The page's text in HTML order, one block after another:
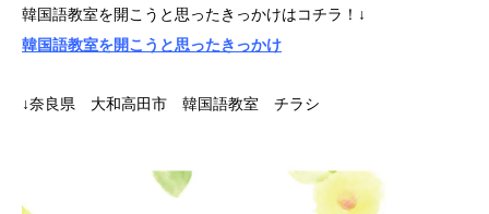
韓国語教室を開こうと思ったきっかけはコチラ！↓
韓国語教室を開こうと思ったきっかけ
↓奈良県 大和高田市 韓国語教室 チラシ